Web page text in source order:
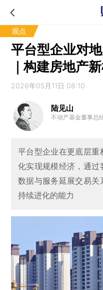
观点
平台型企业对
｜构建房地产
2026年05月11日 08:10
陆见山
不动产基金董事总
平台型企业在更底层
化实现规模经济，通
数据与服务延展交易
持续进化的能力